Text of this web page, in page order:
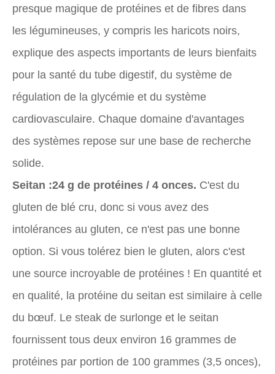
presque magique de protéines et de fibres dans
les légumineuses, y compris les haricots noirs,
explique des aspects importants de leurs bienfaits
pour la santé du tube digestif, du système de
régulation de la glycémie et du système
cardiovasculaire. Chaque domaine d'avantages
des systèmes repose sur une base de recherche
solide.
Seitan :24 g de protéines / 4 onces. C'est du
gluten de blé cru, donc si vous avez des
intolérances au gluten, ce n'est pas une bonne
option. Si vous tolérez bien le gluten, alors c'est
une source incroyable de protéines ! En quantité et
en qualité, la protéine du seitan est similaire à celle
du bœuf. Le steak de surlonge et le seitan
fournissent tous deux environ 16 grammes de
protéines par portion de 100 grammes (3,5 onces),